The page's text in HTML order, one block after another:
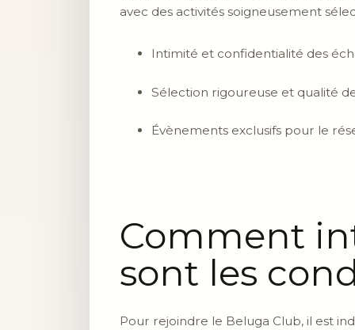
avec des activités soigneusement
Intimité et confidentialité des
Sélection rigoureuse et qualité
Évènements exclusifs pour le
Comment
sont les
Pour rejoindre le Beluga Club, il est